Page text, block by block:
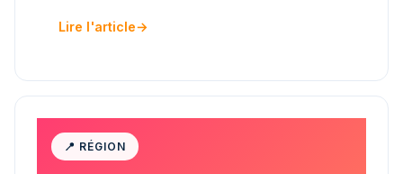
Lire l'article→
📍 RÉGION